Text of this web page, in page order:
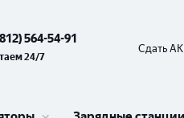
564-54-91
24/7
Сдать